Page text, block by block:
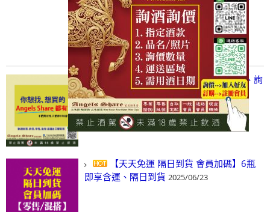
總覽-促銷&活動
all events
【凡酒問Angels Share】線上選酒、詢
(尋)酒、詢價、零售、批發，看這裡!
2024/03/01
【天天免運 隔日到貨 會員加碼】6瓶
即享含運、隔日到貨 2025/06/23